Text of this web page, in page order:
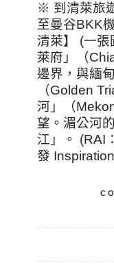
※ 到清萊旅
至曼谷BKK
清萊】 (一張
萊府」（
邊界，與緬
（Golden
河」（
望。湄公河
江」。 (RAI
發